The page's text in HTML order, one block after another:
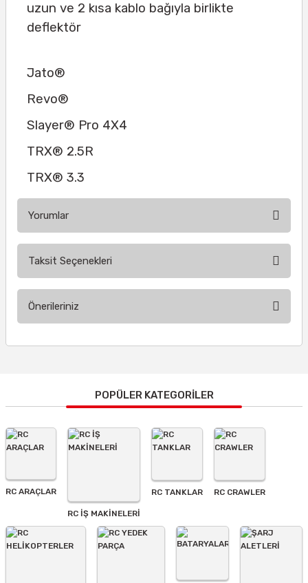
uzun ve 2 kısa kablo bağıyla birlikte
deflektör
Jato®
Revo®
Slayer® Pro 4X4
TRX® 2.5R
TRX® 3.3
Yorumlar
Taksit Seçenekleri
Önerileriniz
Görüş ve önerileriniz için teşekkür ederiz.
Ürün resmi kalitesiz, bozuk veya görüntülenemiyor.
Ürün açıklamasında eksik bilgiler bulunuyor.
Ürün fiyatı diğer sitelerden daha pahalı.
Bu ürüne benzer farklı alternatifler olmalı.
POPÜLER KATEGORİLER
RC ARAÇLAR
RC İŞ MAKİNELERİ
RC TANKLAR RC CRAWLER